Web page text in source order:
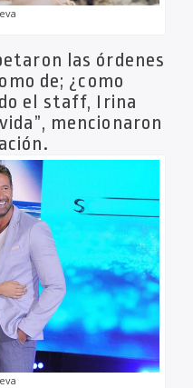
las órdenes
de; ¿como
el staff, Irina
mencionaron